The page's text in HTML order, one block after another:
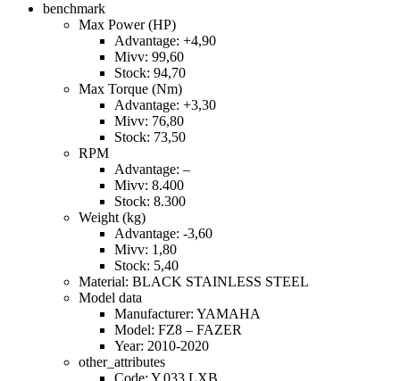
benchmark
Max Power (HP)
Advantage: +4,90
Mivv: 99,60
Stock: 94,70
Max Torque (Nm)
Advantage: +3,30
Mivv: 76,80
Stock: 73,50
RPM
Advantage: –
Mivv: 8.400
Stock: 8.300
Weight (kg)
Advantage: -3,60
Mivv: 1,80
Stock: 5,40
Material: BLACK STAINLESS STEEL
Model data
Manufacturer: YAMAHA
Model: FZ8 – FAZER
Year: 2010-2020
other_attributes